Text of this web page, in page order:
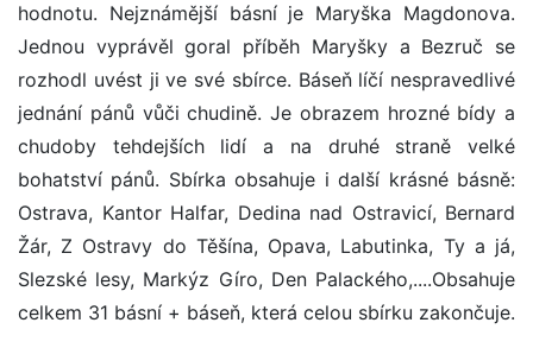
hodnotu. Nejznámější básní je Maryška Magdonova.
Jednou vyprávěl goral příběh Maryšky a Bezruč se
rozhodl uvést ji ve své sbírce. Báseň líčí nespravedlivé
jednání pánů vůči chudině. Je obrazem hrozné bídy a
chudoby tehdejších lidí a na druhé straně velké
bohatství pánů. Sbírka obsahuje i další krásné básně:
Ostrava, Kantor Halfar, Dedina nad Ostravicí, Bernard
Žár, Z Ostravy do Těšína, Opava, Labutinka, Ty a já,
Slezské lesy, Markýz Gíro, Den Palackého,....Obsahuje
celkem 31 básní + báseň, která celou sbírku zakončuje.